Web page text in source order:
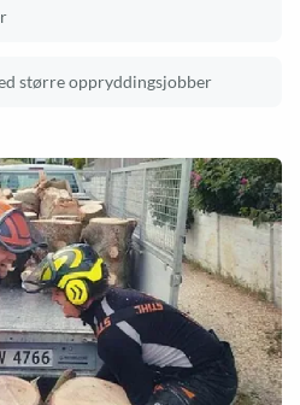
større oppryddingsjobber